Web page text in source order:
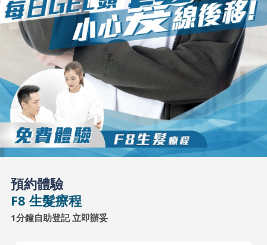
預約體驗
F8 生髮療程
1分鐘自助登記 立即辦妥